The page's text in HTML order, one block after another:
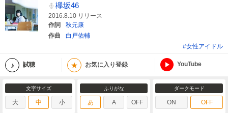
欅坂46
2016.8.10 リリース
作詞
秋元康
作曲
白戸佑輔
#女性アイドル
試聴 ★ お気に入り登録 YouTube
文字サイズ
大 中 小
ふりがな
あ A OFF
ダークモード
ON OFF